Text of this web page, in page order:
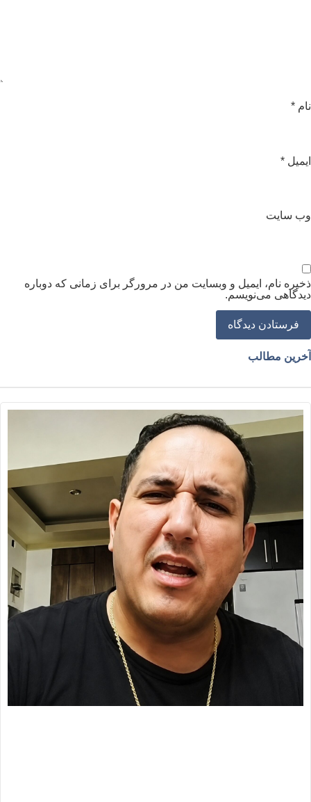
*
*
سایت
نام، ایمیل و وبسایت من در مرورگر برای زمانی که دوباره
می‌نویسم.
مطالب